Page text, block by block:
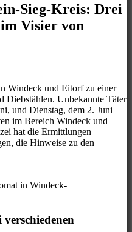
Sieg-Kreis: Drei
Visier von
Windeck und Eitorf zu einer
Diebstählen. Unbekannte Täter
und Dienstag, dem 2. Juni
im Bereich Windeck und
hat die Ermittlungen
die Hinweise zu den
in Windeck-